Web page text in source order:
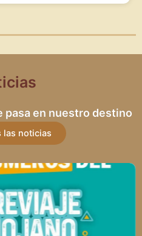
pasa en nuestro destino
las noticias